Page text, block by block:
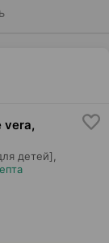
vera,
детей],